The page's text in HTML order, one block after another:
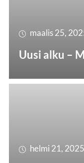
maalis 25,
Uusi alku –
helmi 21, 2025